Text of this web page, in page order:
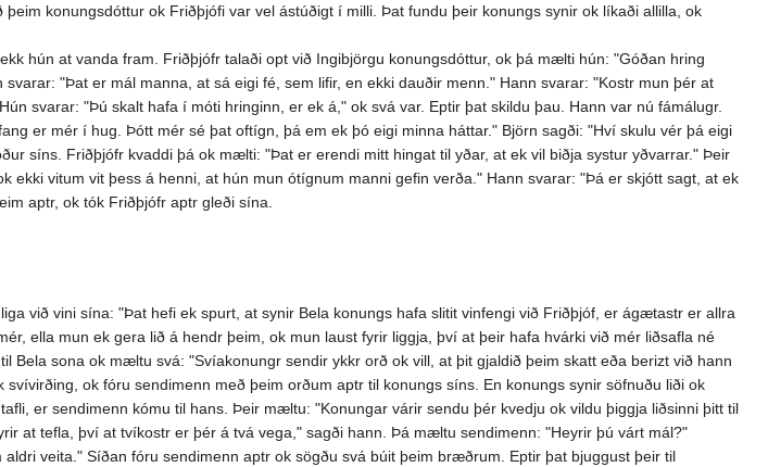
konungsdóttur ok Friðþjófi var vel ástúðigt í milli. Þat fundu þeir konungs synir ok líkaði allilla, ok
hún at vanda fram. Friðþjófr talaði opt við Ingibjörgu konungsdóttur, ok þá mælti hún: "Góðan hring
"Þat er mál manna, at sá eigi fé, sem lifir, en ekki dauðir menn." Hann svarar: "Kostr mun þér at
svarar: "Þú skalt hafa í móti hringinn, er ek á," ok svá var. Eptir þat skildu þau. Hann var nú fámálugr.
er mér í hug. Þótt mér sé þat oftígn, þá em ek þó eigi minna háttar." Björn sagði: "Hví skulu vér þá eigi
síns. Friðþjófr kvaddi þá ok mælti: "Þat er erendi mitt hingat til yðar, at ek vil biðja systur yðvarrar." Þeir
ekki vitum vit þess á henni, at hún mun ótígnum manni gefin verða." Hann svarar: "Þá er skjótt sagt, at ek
aptr, ok tók Friðþjófr aptr gleði sína.
við vini sína: "Þat hefi ek spurt, at synir Bela konungs hafa slitit vinfengi við Friðþjóf, er ágætastr er allra
ella mun ek gera lið á hendr þeim, ok mun laust fyrir liggja, því at þeir hafa hvárki við mér liðsafla né
Bela sona ok mæltu svá: "Svíakonungr sendir ykkr orð ok vill, at þit gjaldið þeim skatt eða berizt við hann
ok fóru sendimenn með þeim orðum aptr til konungs síns. En konungs synir söfnuðu liði ok
er sendimenn kómu til hans. Þeir mæltu: "Konungar várir sendu þér kvedju ok vildu þiggja liðsinni þitt til
at tefla, því at tvíkostr er þér á tvá vega," sagði hann. Þá mæltu sendimenn: "Heyrir þú várt mál?"
veita." Síðan fóru sendimenn aptr ok sögðu svá búit þeim bræðrum. Eptir þat bjuggust þeir til